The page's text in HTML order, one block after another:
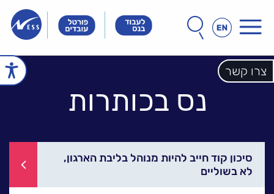
צרו קשר
&
Meet
&
&
חפש
באתר
חיפוש
עמוד הבית
הכל אודות נס
לקוחות מספרים
נס במנהרת הזמן
נס בכותרות
סיכון קוד חייב להיות מנוהל בליבת הארגון,
לא בשוליים